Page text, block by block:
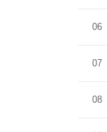
06
07
08